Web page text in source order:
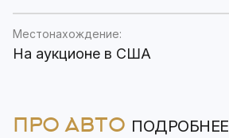
Местонахождение:
На аукционе в США
ПРО АВТО ПОДРОБНЕЕ